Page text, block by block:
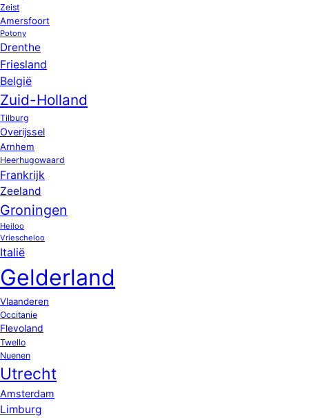
Zeist
Amersfoort
Potony
Drenthe
Friesland
België
Zuid-Holland
Tilburg
Overijssel
Arnhem
Heerhugowaard
Frankrijk
Zeeland
Groningen
Heiloo
Vriescheloo
Italië
Gelderland
Vlaanderen
Occitanie
Flevoland
Twello
Nuenen
Utrecht
Amsterdam
Limburg